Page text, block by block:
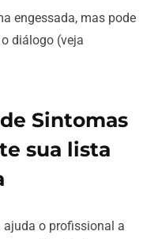
engessada, mas pode
diálogo (veja
Sintomas
sua lista
ajuda o profissional a